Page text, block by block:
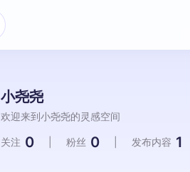
小尧尧
欢迎来到小尧尧的灵感空间
关注 0 粉丝 0 发布内容 1